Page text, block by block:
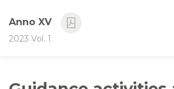
Anno XV
2023 Vol. 1